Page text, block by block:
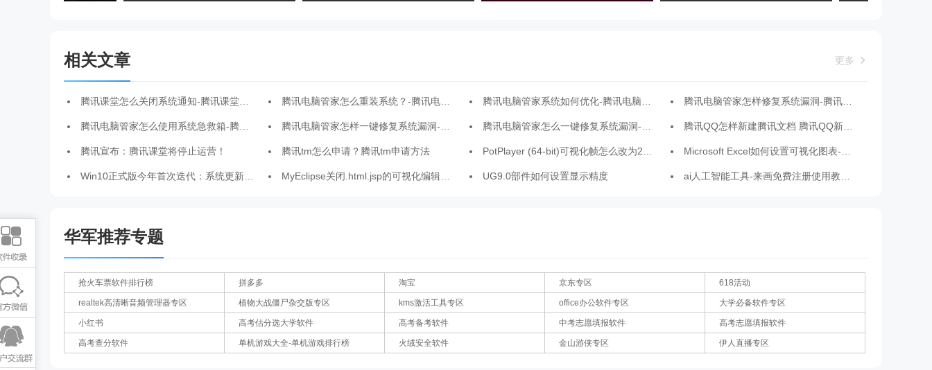
相关文章 更多
腾讯课堂怎么关闭系统通知-腾讯课堂关闭系统通知的方法 腾讯电脑管家怎么重装系统？-腾讯电脑管家重装系统的步骤 腾讯电脑管家系统如何优化-腾讯电脑管家系统优化的方法 腾讯电脑管家怎样修复系统漏洞-腾讯电脑管家修复系统漏洞的方法
腾讯电脑管家怎么使用系统急救箱-腾讯电脑管家使用系统急救箱的方法 腾讯电脑管家怎样一键修复系统漏洞-腾讯电脑管家一键修复系统漏洞的方法 腾讯电脑管家怎么一键修复系统漏洞-腾讯电脑管家一键修复系统漏洞的方法 腾讯QQ怎样新建腾讯文档 腾讯QQ新建腾讯文档的方法
腾讯宣布：腾讯课堂将停止运营！ 腾讯tm怎么申请？腾讯tm申请方法 PotPlayer (64-bit)可视化帧怎么改为29FPS-可视化帧的设置方法 Microsoft Excel如何设置可视化图表-设置可视化图表方法
Win10正式版今年首次迭代：系统更新UI可视化、升级体验更友好 MyEclipse关闭.html.jsp的可视化编辑器的方法 UG9.0部件如何设置显示精度 ai人工智能工具-来画免费注册使用教程分享
华军推荐专题
抢火车票软件排行榜 拼多多 淘宝 京东专区 618活动
realtek高清晰音频管理器专区 植物大战僵尸杂交版专区 kms激活工具专区 office办公软件专区 大学必备软件专区
小红书 高考估分选大学软件 高考备考软件 中考志愿填报软件 高考志愿填报软件
高考查分软件 单机游戏大全-单机游戏排行榜 火绒安全软件 金山游侠专区 伊人直播专区